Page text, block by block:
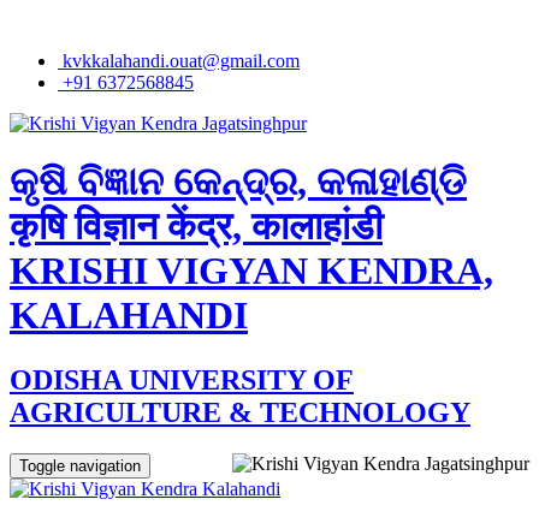
kvkkalahandi.ouat@gmail.com
+91 6372568845
କୃଷି ବିଜ୍ଞାନ କେନ୍ଦ୍ର, କଳାହାଣ୍ଡି
कृषि विज्ञान केंद्र, कालाहांडी
KRISHI VIGYAN KENDRA,
KALAHANDI
ODISHA UNIVERSITY OF
AGRICULTURE & TECHNOLOGY
Toggle navigation